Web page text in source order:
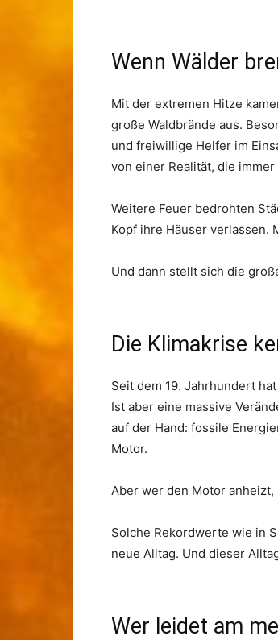
Wenn Wälder
Mit der extremen Hitze
große Waldbrände aus.
und freiwillige Helfer im
von einer Realität, die
Weitere Feuer bedrohten
Kopf ihre Häuser verlassen.
Und dann stellt sich die
Die Klimakrise
Seit dem 19. Jahrhundert
Ist aber eine massive
auf der Hand: fossile
Motor.
Aber wer den Motor
Solche Rekordwerte wie in
neue Alltag. Und dieser
Wer leidet am